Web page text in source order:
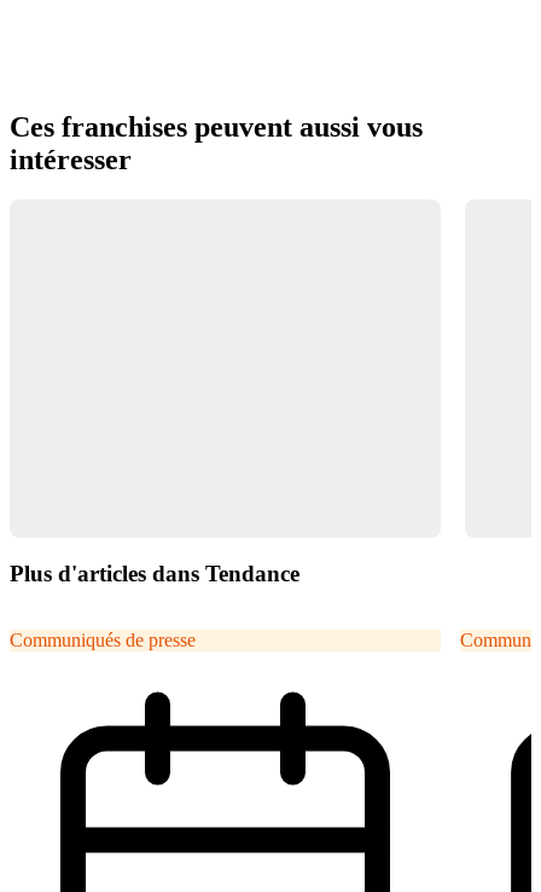
Ces franchises peuvent aussi vous
intéresser
Plus d'articles dans Tendance
Communiqués de presse